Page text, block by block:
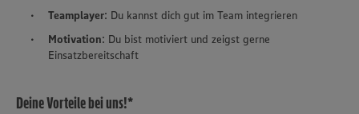
Teamplayer: Du kannst dich gut im Team integrieren
Motivation: Du bist motiviert und zeigst gerne
Einsatzbereitschaft
Deine Vorteile bei uns!*